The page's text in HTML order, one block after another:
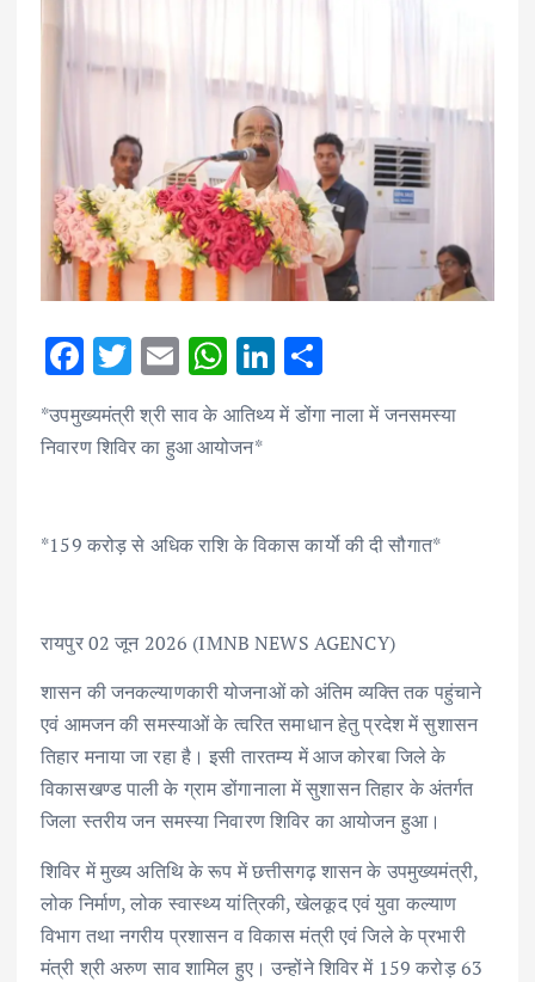
F
ac
e
b
o
T
w
it
te
E
m
ai
l
W
h
at
s
p
Li
n
k
n
ar
*उपमुख्यमंत्री श्री साव के आतिथ्य में डोंगा नाला में जनसमस्या
निवारण शिविर का हुआ आयोजन*
*159 करोड़ से अधिक राशि के विकास कार्याे की दी सौगात*
रायपुर 02 जून 2026 (IMNB NEWS AGENCY)
शासन की जनकल्याणकारी योजनाओं को अंतिम व्यक्ति तक पहुंचाने
एवं आमजन की समस्याओं के त्वरित समाधान हेतु प्रदेश में सुशासन
तिहार मनाया जा रहा है। इसी तारतम्य में आज कोरबा जिले के
विकासखण्ड पाली के ग्राम डोंगानाला में सुशासन तिहार के अंतर्गत
जिला स्तरीय जन समस्या निवारण शिविर का आयोजन हुआ।
शिविर में मुख्य अतिथि के रूप में छत्तीसगढ़ शासन के उपमुख्यमंत्री,
लोक निर्माण, लोक स्वास्थ्य यांत्रिकी, खेलकूद एवं युवा कल्याण
विभाग तथा नगरीय प्रशासन व विकास मंत्री एवं जिले के प्रभारी
मंत्री श्री अरुण साव शामिल हुए। उन्होंने शिविर में 159 करोड़ 63